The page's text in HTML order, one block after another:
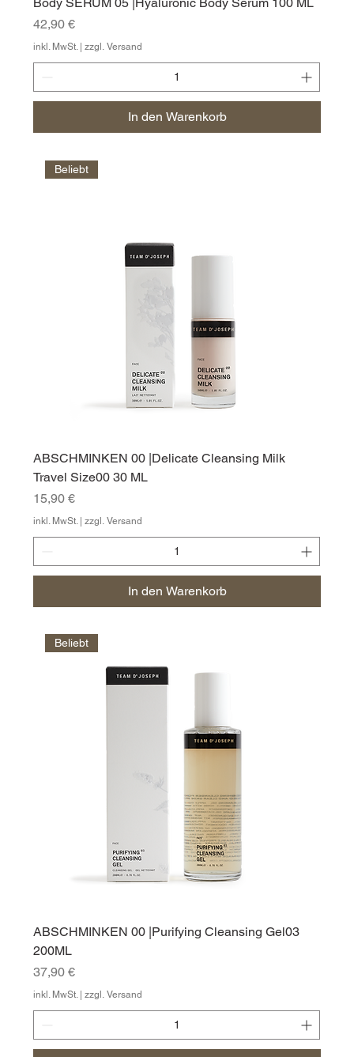
Preis
42,90 €
inkl. MwSt.|zzgl. Versand
In den Warenkorb
Beliebt
ABSCHMINKEN 00 |Delicate Cleansing Milk
Travel Size00 30 ML
Preis
15,90 €
inkl. MwSt. |zzgl. Versand
In den Warenkorb
Beliebt
ABSCHMINKEN 00 |Purifying Cleansing Gel03
200ML
Preis
37,90 €
inkl. MwSt. |zzgl. Versand